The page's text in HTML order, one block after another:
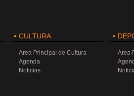
CULTURA
Area Principal de Cultura
Agenda
Noticias
Area